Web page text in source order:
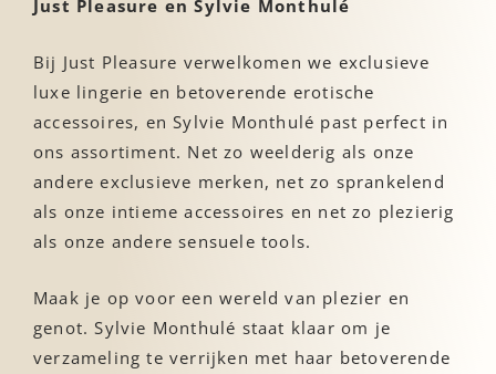
Just Pleasure en Sylvie Monthulé
Bij Just Pleasure verwelkomen we exclusieve
luxe lingerie en betoverende erotische
accessoires, en Sylvie Monthulé past perfect in
ons assortiment. Net zo weelderig als onze
andere exclusieve merken, net zo sprankelend
als onze intieme accessoires en net zo plezierig
als onze andere sensuele tools.
Maak je op voor een wereld van plezier en
genot. Sylvie Monthulé staat klaar om je
verzameling te verrijken met haar betoverende